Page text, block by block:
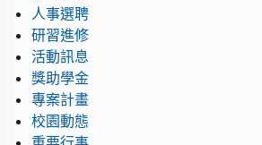
人事選聘
研習進修
活動訊息
獎助學金
專案計畫
校園動態